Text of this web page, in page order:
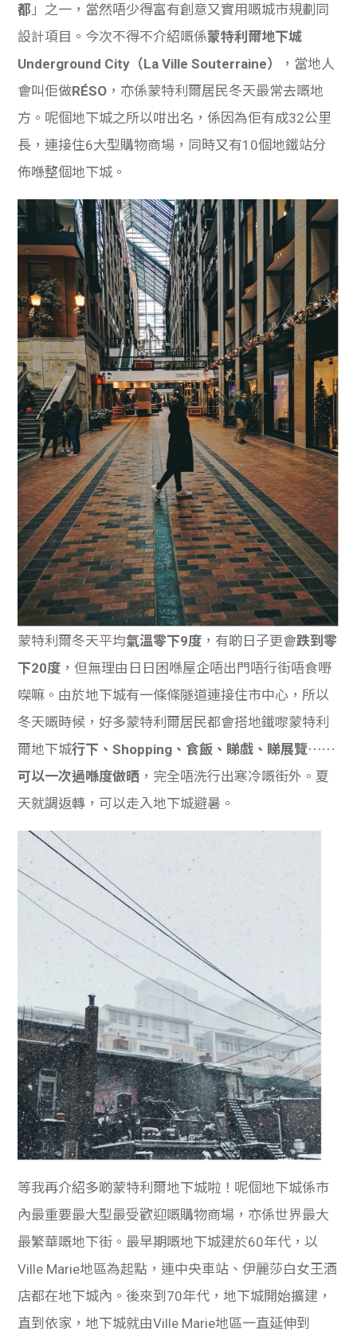
都 」之一，當然唔少得富有創意又實用嘅城市規劃同
設計項目。今次不得不介紹嘅係蒙特利爾地下城
Underground City（La Ville Souterraine）
，當地人
會叫佢做RÉSO ，亦係蒙特利爾居民冬天最常去嘅地
方。呢個地下城之所以咁出名，係因為佢有成32公里
長，連接住6大型購物商場，同時又有10個地鐵站分
佈喺整個地下城。
蒙特利爾冬天平均氣溫零下9度 ，有啲日子更會跌到零
下20度 ，但無理由日日困喺屋企唔出門唔行街唔食嘢
㗎嘛。由於地下城有一條條隧道連接住市中心，所以
冬天嘅時候，好多蒙特利爾居民都會搭地鐵嚟蒙特利
爾地下城行下、Shopping、食飯、睇戲、睇展覽⋯⋯
可以一次過喺度做晒 ，完全唔洗行出寒冷嘅街外。夏
天就調返轉，可以走入地下城避暑。
等我再介紹多啲蒙特利爾地下城啦！呢個地下城係市
內最重要最大型最受歡迎嘅購物商場，亦係世界最大
最繁華嘅地下街。最早期嘅地下城建於60年代，以
Ville Marie地區為起點，連中央車站、伊麗莎白女王酒
店都在地下城內。後來到70年代，地下城開始擴建，
直到依家，地下城就由Ville Marie地區一直延伸到